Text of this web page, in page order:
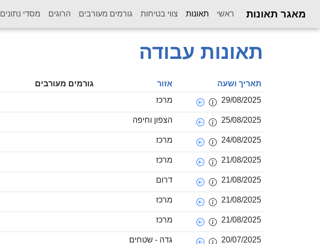
מאגר תאונות ראשי תאונות
(current) צווי בטיחות גורמים מעורבים הרוגים מסדי נתונים
תאונות עבודה
תאריך ושעה אזור גורמים מעורבים
29/08/2025
מרכז
25/08/2025 הצפון וחיפה
24/08/2025 מרכז
21/08/2025 מרכז
21/08/2025 דרום
21/08/2025 מרכז
21/08/2025 מרכז
20/07/2025 גדה - שטחים